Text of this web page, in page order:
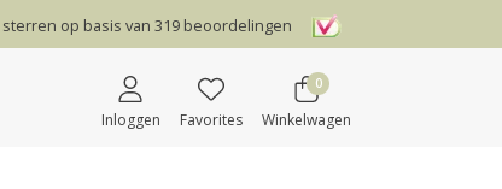
sterren op basis van 319 beoordelingen
Inloggen Favorites
0
Winkelwagen